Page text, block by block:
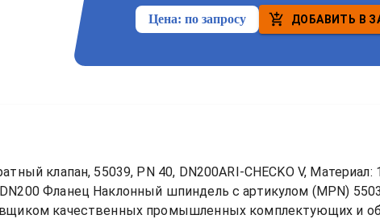
Цена:по запросу ДОБАВИТЬ В
клапан, 55039, PN 40, DN200ARI-CHECKO V,
Фланец Наклонный шпиндель с артикулом (MPN)
качественных промышленных комплектующих и